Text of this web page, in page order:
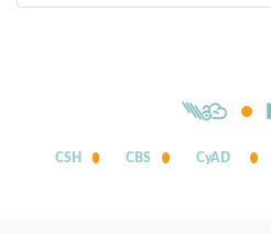
CSH CBS CyAD